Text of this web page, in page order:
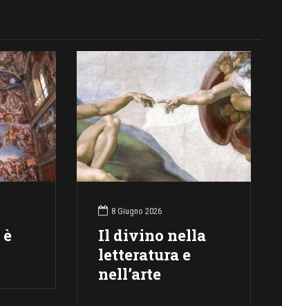
8 Giugno 2026
Il divino nella
letteratura e
nell’arte